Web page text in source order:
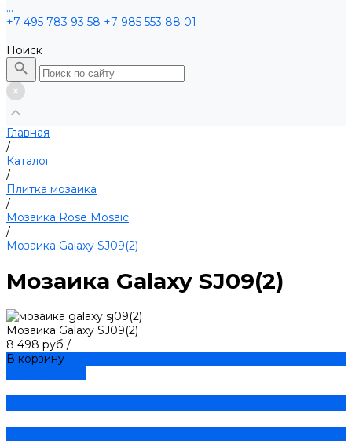
...
+7 495 783 93 58 +7 985 553 88 01
Поиск
Главная
/
Каталог
/
Плитка мозаика
/
Мозаика Rose Mosaic
/
Мозаика Galaxy SJ09(2)
Мозаика Galaxy SJ09(2)
Мозаика Galaxy SJ09(2)
8 498 руб /
В корзину